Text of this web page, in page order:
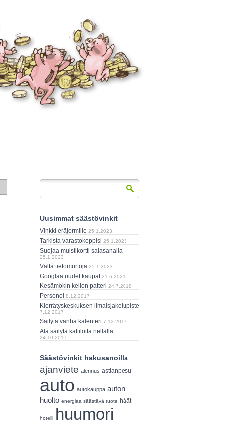
Uusimmat säästövinkit
Vinkki eräjormille 25.1.2023
Tarkista varastokoppisi 25.1.2023
Suojaa muistikortti salasanalla
25.1.2023
Vältä tietomurtoja 25.1.2023
Googlaa uudet kaupat 21.6.2021
Kesämökin kellon patteri 24.7.2018
Personoi 8.12.2017
Kierrätyskeskuksen ilmaisjakelupiste
7.12.2017
Säilytä vanha kalenteri 7.12.2017
Älä säilytä kattiloita hellalla
24.10.2017
Säästövinkit hakusanoilla
ajanviete alennus astianpesu
auto autokauppa auton
huolto energiaa säästävä tuote häät
hotelli huumori